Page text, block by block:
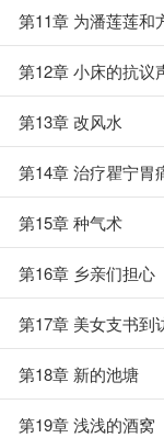
第11章 为潘莲莲和
第12章 小床的抗议
第13章 改风水
第14章 治疗瞿宁胃
第15章 种气术
第16章 乡亲们担心
第17章 美女支书到
第18章 新的池塘
第19章 浅浅的酒窝